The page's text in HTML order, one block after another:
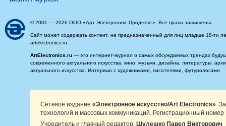
© 2001 — 2026 ООО «Арт Электроникс Проджект». Все права защищены.
Сайт может содержать контент, не предназначенный для лиц младше 18-ти
artelectronics.ru.
ArtElectronics.ru — это интернет-журнал о самых обсуждаемых трендах
современного актуального искусства, кино, музыки, дизайна, литературы,
актуального искусства. Интервью с художниками, писателями, футурологами
Сетевое издание «Электронное искусство/Art Electronics» .
технологий и массовых коммуникаций. Регистрационный
Учредитель и главный редактор: Шулешко Павел Викторович